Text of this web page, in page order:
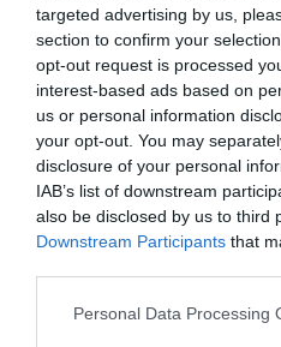
targeted advertising by us,
section to confirm your
opt-out request is processed
interest-based ads based on
us or personal information
your opt-out. You may
disclosure of your personal
IAB’s list of downstream
also be disclosed by us to third
Downstream Participants that
Please note that this website/
Personal Data Processing